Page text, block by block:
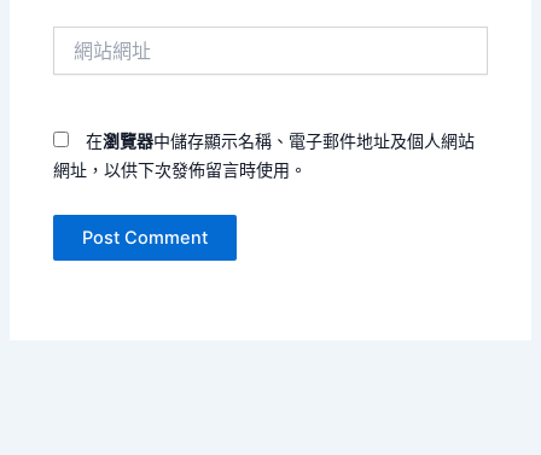
在瀏覽器中儲存顯示名稱、電子郵件地址及個人網站
網址，以供下次發佈留言時使用。